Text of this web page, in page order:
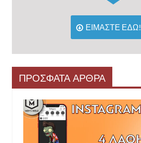
ΕΙΜΑΣΤΕ ΕΔΩ!
ΠΡΟΣΦΑΤΑ ΑΡΘΡΑ